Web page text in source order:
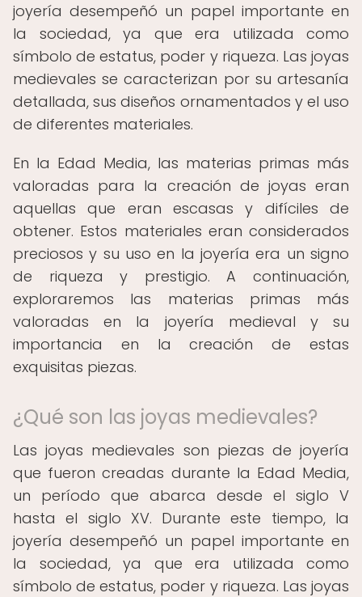
joyería desempeñó un papel importante en
la sociedad, ya que era utilizada como
símbolo de estatus, poder y riqueza. Las joyas
medievales se caracterizan por su artesanía
detallada, sus diseños ornamentados y el uso
de diferentes materiales.
En la Edad Media, las materias primas más
valoradas para la creación de joyas eran
aquellas que eran escasas y difíciles de
obtener. Estos materiales eran considerados
preciosos y su uso en la joyería era un signo
de riqueza y prestigio. A continuación,
exploraremos las materias primas más
valoradas en la joyería medieval y su
importancia en la creación de estas
exquisitas piezas.
¿Qué son las joyas medievales?
Las joyas medievales son piezas de joyería
que fueron creadas durante la Edad Media,
un período que abarca desde el siglo V
hasta el siglo XV. Durante este tiempo, la
joyería desempeñó un papel importante en
la sociedad, ya que era utilizada como
símbolo de estatus, poder y riqueza. Las joyas